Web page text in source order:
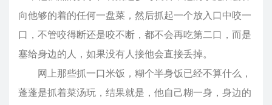
向他够的着的任何一盘菜，然后抓起一个放入口中咬一
口，不管咬得断还是咬不断，都不会再吃第二口，而是
塞给身边的人，如果没有人接他会直接丢掉。
网上那些抓一口米饭，糊个半身饭已经不算什么，
蓬蓬是抓着菜汤玩，结果就是，他自己糊一身，身边的